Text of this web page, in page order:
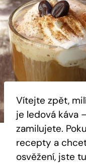
Vítejte zpět,
je ledová káva
zamilujete.
recepty a
osvěžení, jste